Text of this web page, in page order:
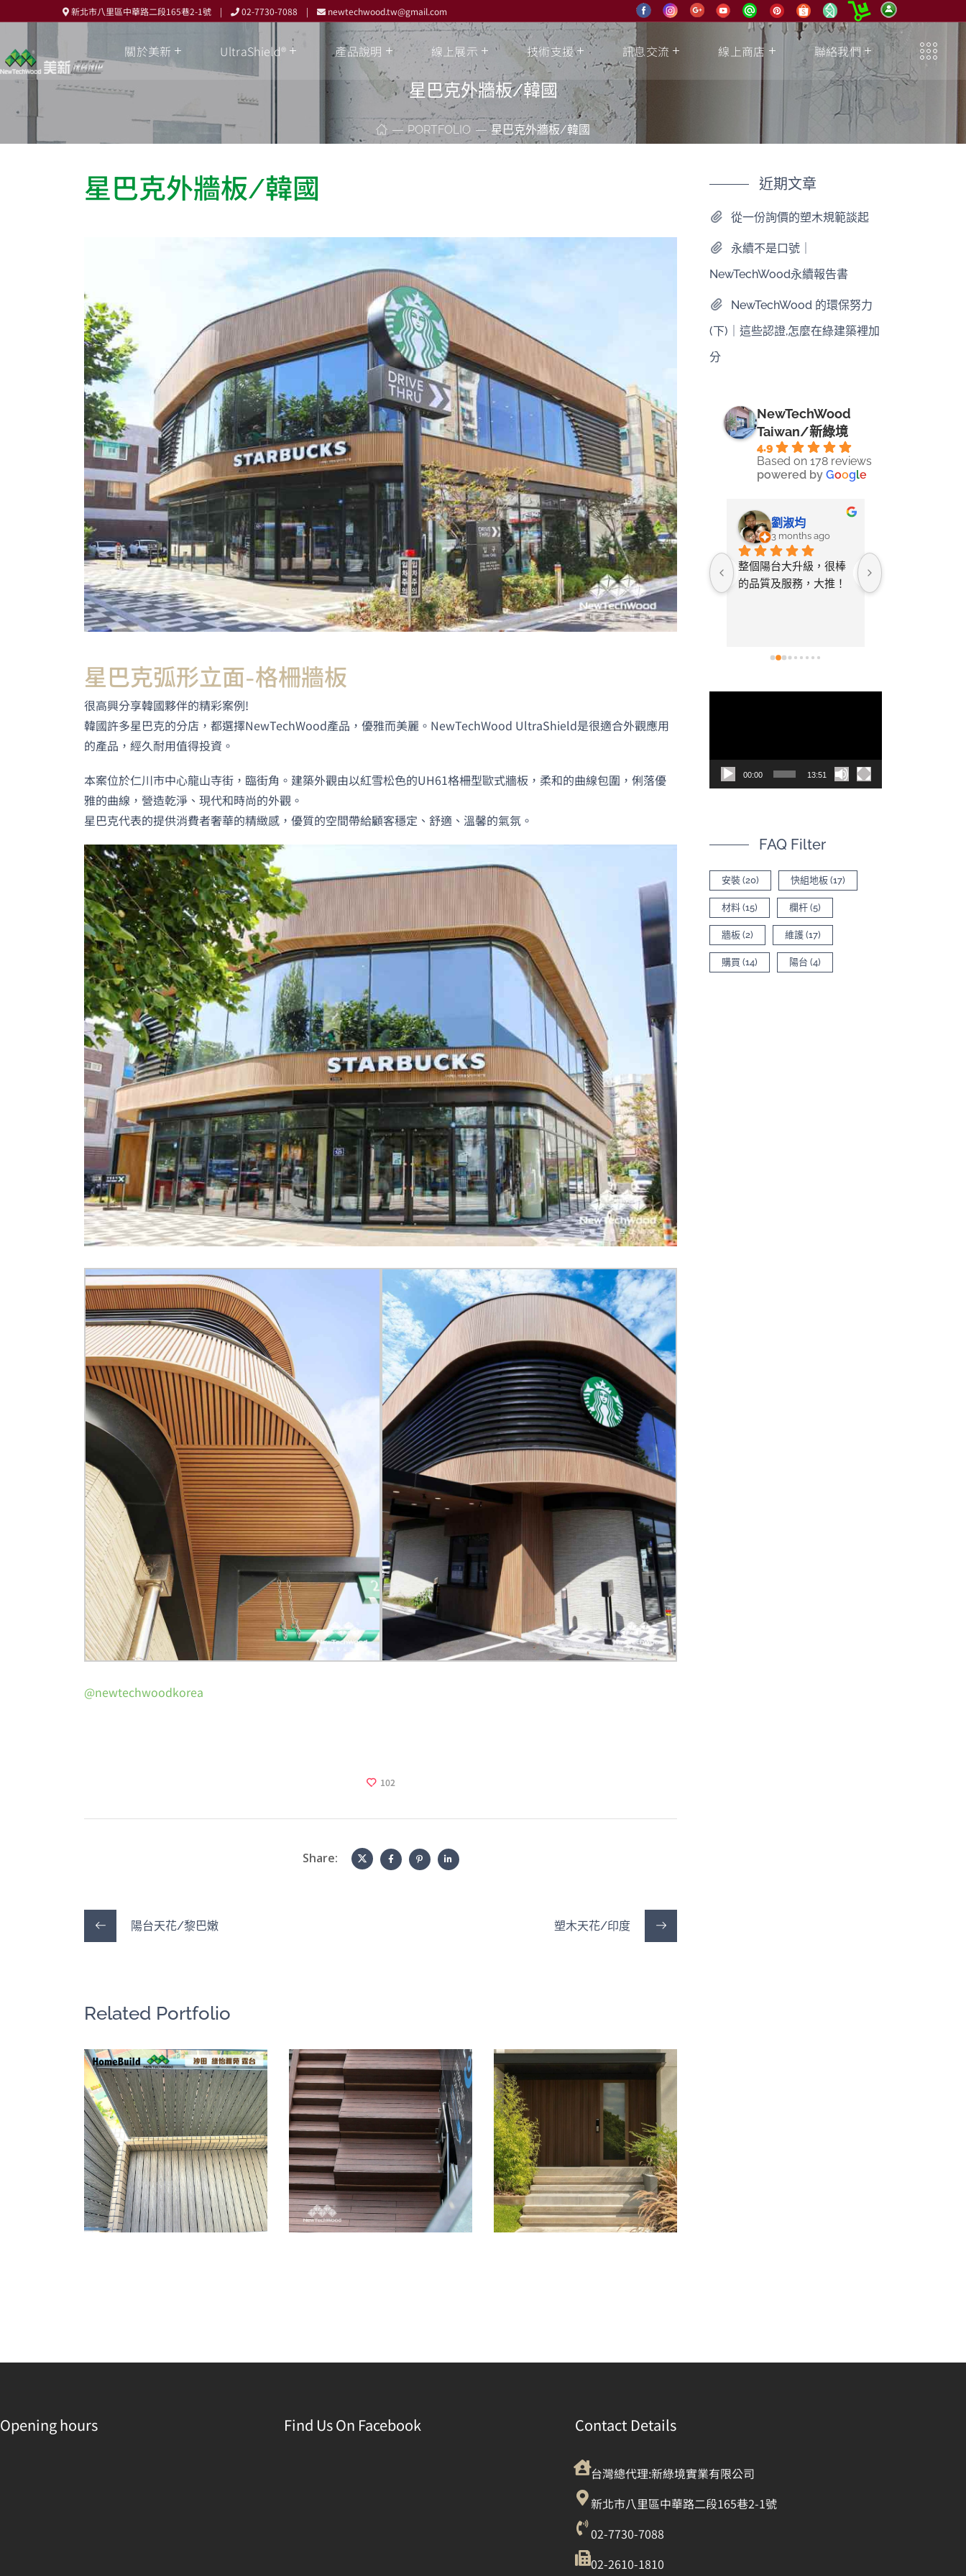
新北市八里區中華路二段165巷2-1號 | 02-7730-7088 | newtechwood.tw@gmail.com
關於美新 UltraShield® 產品說明 線上展示 技術支援 訊息交流 線上商店 聯絡我們
星巴克外牆板/韓國
PORTFOLIO 星巴克外牆板/韓國
星巴克外牆板/韓國
星巴克弧形立面-格柵牆板
很高興分享韓國夥伴的精彩案例!
韓國許多星巴克的分店，都選擇NewTechWood產品，優雅而美麗。NewTechWood UltraShield是很適合外觀應用
的產品，經久耐用值得投資。
本案位於仁川市中心龍山寺街，臨街角。建築外觀由以紅雪松色的UH61格柵型歐式牆板，柔和的曲線包圍，俐落優
雅的曲線，營造乾淨、現代和時尚的外觀。
星巴克代表的提供消費者奢華的精緻感，優質的空間帶給顧客穩定、舒適、溫馨的氣氛。
@newtechwoodkorea
102
Share:
陽台天花/黎巴嫩 塑木天花/印度
Related Portfolio
快組地板陽台圍
板｜香港
亞洲
首爾市政廳入口
樓梯｜韓國
亞洲
入口外牆｜黎巴
嫩
亞洲
近期文章
從一份詢價的塑木規範談起
永續不是口號｜
NewTechWood永續報告書
NewTechWood 的環保努力
(下)｜這些認證,怎麼在綠建築裡加
分
NewTechWood
Taiwan/新綠境
4.9
Based on 178 reviews
powered by Google
MAN-LIN LI
18 days ago
加入官方的Line將自己
需要鋪設的空間拍照詢
問，人員會教該如何測
量並進一步與您討論需
求後將配置後的「圖
較推薦看1620的影片有
劉淑均
3 months ago
整個陽台大升級，很棒
的品質及服務，大推！
放
00:00 13:51
FAQ Filter
安裝 (20) 快組地板 (17)
材料 (15) 欄杆 (5)
牆板 (2) 維護 (17)
購買 (14) 陽台 (4)
Opening hours Find Us On Facebook Contact Details
台灣總代理:新綠境實業有限公司
新北市八里區中華路二段165巷2-1號
02-7730-7088
02-2610-1810